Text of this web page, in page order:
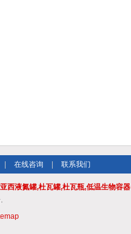
在线咨询 联系我们
西液氮罐,杜瓦罐,杜瓦瓶,低温生物容器